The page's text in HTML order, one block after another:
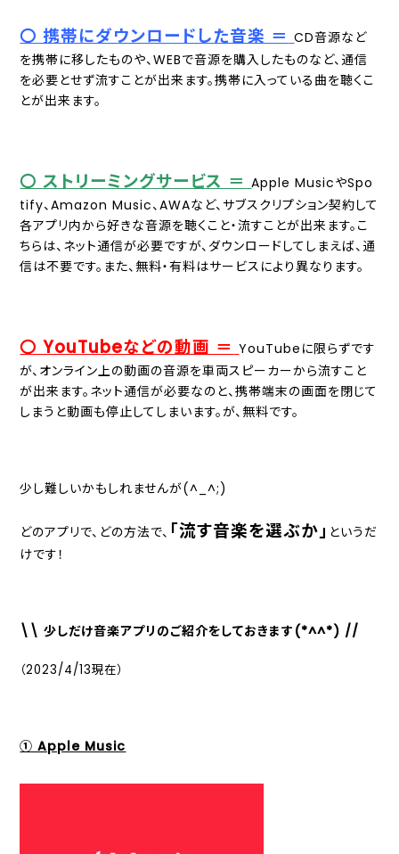
〇 携帯にダウンロードした音楽 ＝ CD音源など
を携帯に移したものや、WEBで音源を購入したものなど、通信
を必要とせず流すことが出来ます。携帯に入っている曲を聴くこ
とが出来ます。
〇 ストリーミングサービス ＝ Apple MusicやSpo
tify、Amazon Music、AWAなど、サブスクリプション契約して
各アプリ内から好きな音源を聴くこと・流すことが出来ます。こ
ちらは、ネット通信が必要ですが、ダウンロードしてしまえば、通
信は不要です。また、無料・有料はサービスにより異なります。
〇 YouTubeなどの動画 ＝ YouTubeに限らずです
が、オンライン上の動画の音源を車両スピーカーから流すこと
が出来ます。ネット通信が必要なのと、携帯端末の画面を閉じて
しまうと動画も停止してしまいます。が、無料です。
少し難しいかもしれませんが(^_^;)
どのアプリで、どの方法で、 「流す音楽を選ぶか」 というだ
けです！
\\ 少しだけ音楽アプリのご紹介をしておきます(*^^*) //
（2023/4/13現在）
① Apple Music